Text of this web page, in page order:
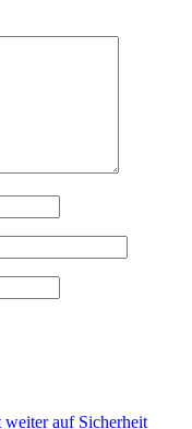
weiter auf Sicherheit